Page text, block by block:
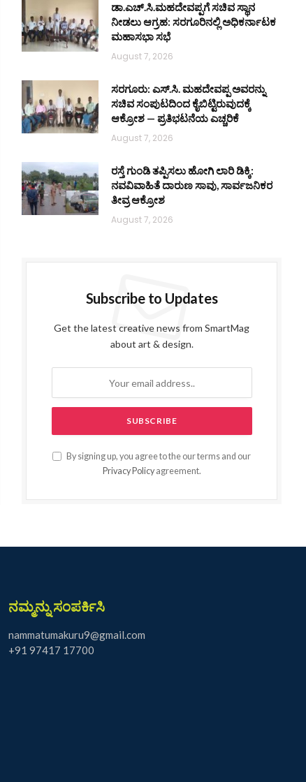
ಡಾ.ಎಚ್.ಸಿ.ಮಹದೇವಪ್ಪಗೆ ಸಚಿವ ಸ್ಥಾನ
ನೀಡಲು ಆಗ್ರಹ: ಸರಗೂರಿನಲ್ಲಿ ಅಧಿಕರ್ನಾಟಕ
ಮಹಾಸಭಾ ಸಭೆ
August 7, 2026
ಸರಗೂರು: ಎಸ್.ಸಿ. ಮಹದೇವಪ್ಪ ಅವರನ್ನು
ಸಚಿವ ಸಂಪುಟದಿಂದ ಕೈಬಿಟ್ಟಿರುವುದಕ್ಕೆ
ಆಕ್ರೋಶ — ಪ್ರತಿಭಟನೆಯ ಎಚ್ಚರಿಕೆ
August 7, 2026
ರಸ್ತೆ ಗುಂಡಿ ತಪ್ಪಿಸಲು ಹೋಗಿ ಲಾರಿ ಡಿಕ್ಕಿ:
ನವವಿವಾಹಿತೆ ದಾರುಣ ಸಾವು, ಸಾರ್ವಜನಿಕರ
ತೀವ್ರ ಆಕ್ರೋಶ
August 7, 2026
Subscribe to Updates
Get the latest creative news from SmartMag
about art & design.
By signing up, you agree to the our terms and our
Privacy Policyagreement.
ನಮ್ಮನ್ನು ಸಂಪರ್ಕಿಸಿ
nammatumakuru9@gmail.com
+91 97417 17700